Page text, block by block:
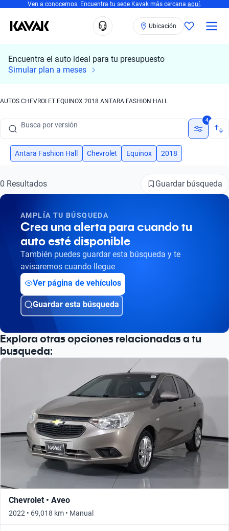
Ven a conocernos. Encuentra tu sede Kavak más cercana aquí.
Ubicación
Encuentra el auto ideal para tu presupuesto
Simular plan a meses
AUTOS CHEVROLET EQUINOX 2018 ANTARA FASHION HALL
Busca por marca
Busca por versión
Busca por año
Busca por marca
Busca por versión
Busca por año
4
Antara Fashion Hall Chevrolet Equinox 2018
0 Resultados Guardar búsqueda
AMPLÍA TU BÚSQUEDA
Crea una alerta para cuando tu
auto esté disponible
También puedes guardar esta búsqueda y te
avisaremos cuando llegue
Ver página de vehículos
Guardar esta búsqueda
Explora otras opciones relacionadas a tu
busqueda:
Chevrolet • Aveo
2022 • 69,018 km • Manual